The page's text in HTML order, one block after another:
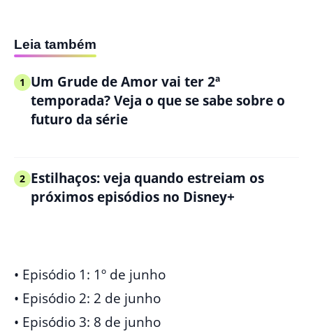
Leia também
1 Um Grude de Amor vai ter 2ª
temporada? Veja o que se sabe sobre o
futuro da série
2 Estilhaços: veja quando estreiam os
próximos episódios no Disney+
• Episódio 1: 1º de junho
• Episódio 2: 2 de junho
• Episódio 3: 8 de junho